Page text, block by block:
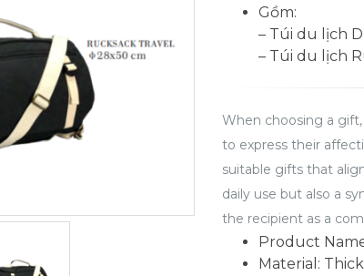
Gồm:
– Túi du lịch
– Túi du lịch
When choosing a
to express their
suitable gifts that
daily use but also a
the recipient as a
Product
Material: